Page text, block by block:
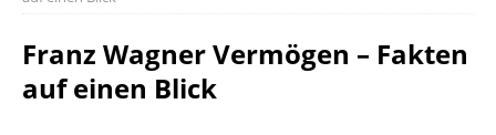
Franz Wagner Vermögen – Fakten
auf einen Blick